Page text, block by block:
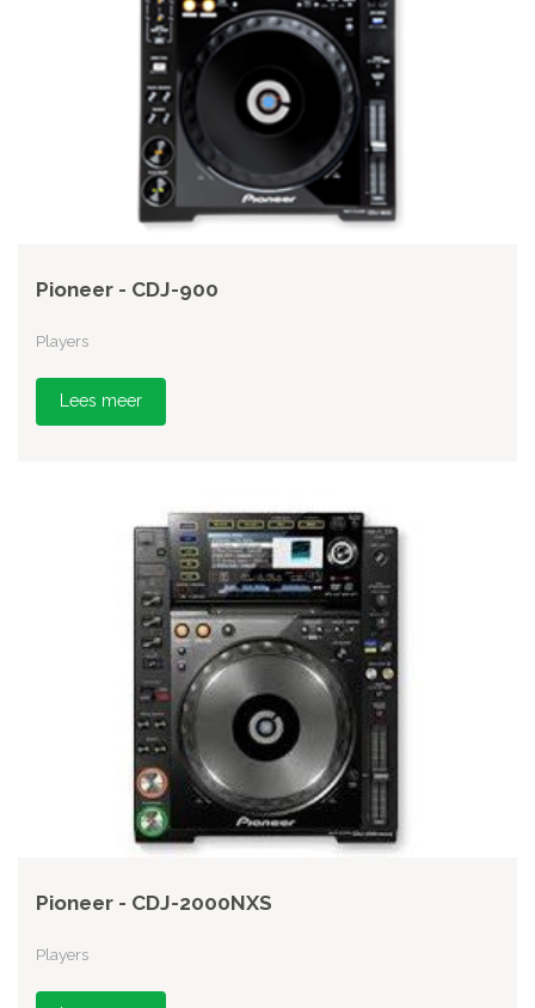
Pioneer - CDJ-900
Players
Lees meer
Pioneer - CDJ-2000NXS
Players